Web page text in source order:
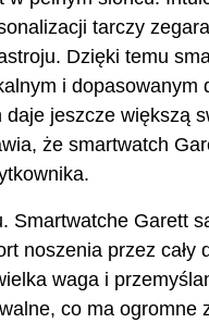
tarczy
Dzięki temu
i dopasowanym
jeszcze większą
że smartwatch
Garett
noszenia przez cały
waga i
co ma ogromne